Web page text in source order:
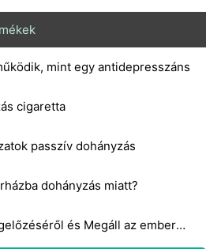
mint egy antidepresszáns
cigaretta
passzív dohányzás
dohányzás miatt?
List of Five Ways megelőzéséről és Megáll az emberek dohányzás